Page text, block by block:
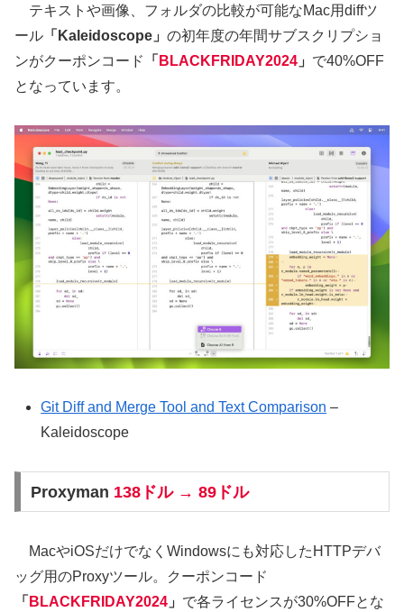
テキストや画像、フォルダの比較が可能なMac用diffツ
ール 「Kaleidoscope」 の初年度の年間サブスクリプショ
ンがクーポンコード
「 BLACKFRIDAY2024 」 で40%OFF
となっています。
Git Diff and Merge Tool and Text Comparison –
Kaleidoscope
Proxyman 138ドル → 89ドル
MacやiOSだけでなくWindowsにも対応したHTTPデバ
ッグ用のProxyツール。クーポンコード
「 BLACKFRIDAY2024 」 で各ライセンスが30%OFFとな